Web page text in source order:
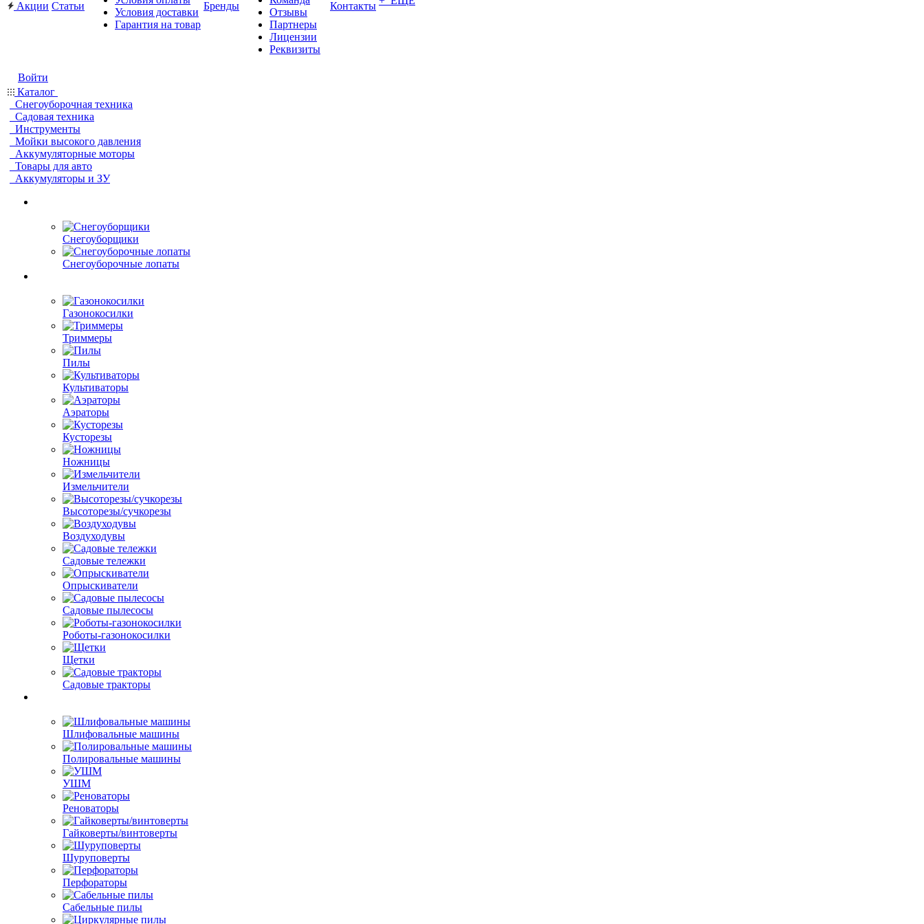
Акции Статьи
Условия доставки
Гарантия на товар
Бренды
Отзывы
Партнеры
Лицензии
Реквизиты
Контакты
Войти
Каталог
Снегоуборочная техника
Садовая техника
Инструменты
Мойки высокого давления
Аккумуляторные моторы
Товары для авто
Аккумуляторы и ЗУ
Снегоуборщики
Снегоуборочные лопаты
Газонокосилки
Триммеры
Пилы
Культиваторы
Аэраторы
Кусторезы
Ножницы
Измельчители
Высоторезы/сучкорезы
Воздуходувы
Садовые тележки
Опрыскиватели
Садовые пылесосы
Роботы-газонокосилки
Щетки
Садовые тракторы
Шлифовальные машины
Полировальные машины
УШМ
Реноваторы
Гайковерты/винтоверты
Шуруповерты
Перфораторы
Сабельные пилы